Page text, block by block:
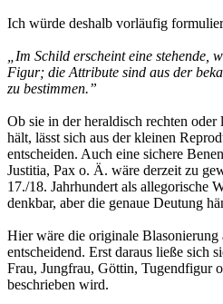
Ich würde deshalb vorläufig
„Im Schild erscheint eine stehende,
Figur; die Attribute sind aus der
zu bestimmen.”
Ob sie in der heraldisch rechten
hält, lässt sich aus der kleinen
entscheiden. Auch eine sichere
Justitia, Pax o. Ä. wäre derzeit zu
17./18. Jahrhundert als allegorische
denkbar, aber die genaue Deutung
Hier wäre die originale Blasonierung
entscheidend. Erst daraus ließe sich
Frau, Jungfrau, Göttin, Tugendfigur
beschrieben wird.